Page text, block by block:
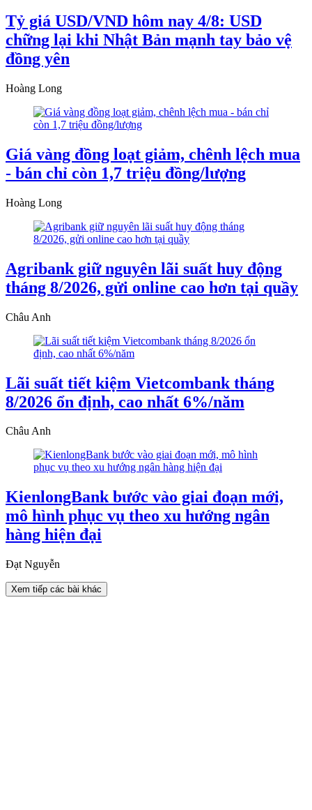
Tỷ giá USD/VND hôm nay 4/8: USD
chững lại khi Nhật Bản mạnh tay bảo vệ
đồng yên
Hoàng Long
Giá vàng đồng loạt giảm, chênh lệch mua
- bán chỉ còn 1,7 triệu đồng/lượng
Hoàng Long
Agribank giữ nguyên lãi suất huy động
tháng 8/2026, gửi online cao hơn tại quầy
Châu Anh
Lãi suất tiết kiệm Vietcombank tháng
8/2026 ổn định, cao nhất 6%/năm
Châu Anh
KienlongBank bước vào giai đoạn mới,
mô hình phục vụ theo xu hướng ngân
hàng hiện đại
Đạt Nguyễn
Xem tiếp các bài khác